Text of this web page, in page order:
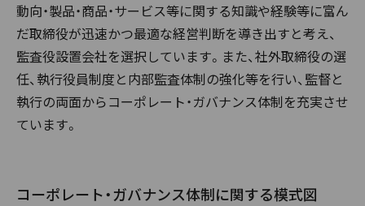
動向・製品・商品・サービス等に関する知識や経験等に富ん
だ取締役が迅速かつ最適な経営判断を導き出すと考え、
監査役設置会社を選択しています。また、社外取締役の選
任、執行役員制度と内部監査体制の強化等を行い、監督と
執行の両面からコーポレート・ガバナンス体制を充実させ
ています。
コーポレート・ガバナンス体制に関する模式図